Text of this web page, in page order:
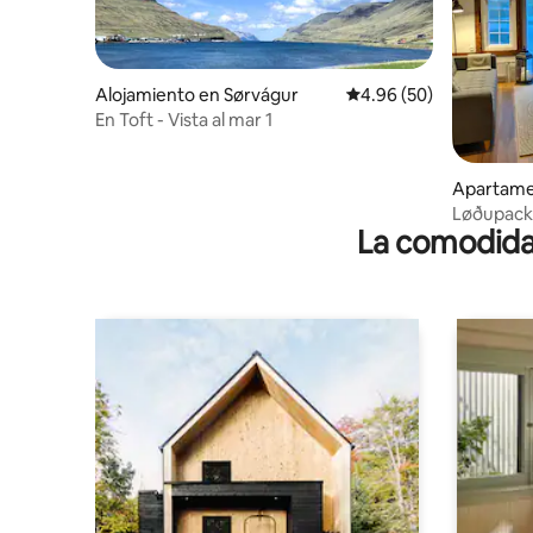
Alojamiento en Sørvágur Calificación promedio:
4.96 (50)
En Toft - Vista al mar 1
Primer
La